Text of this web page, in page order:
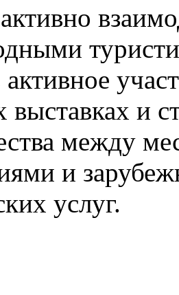
выставках и
между
и
услуг.